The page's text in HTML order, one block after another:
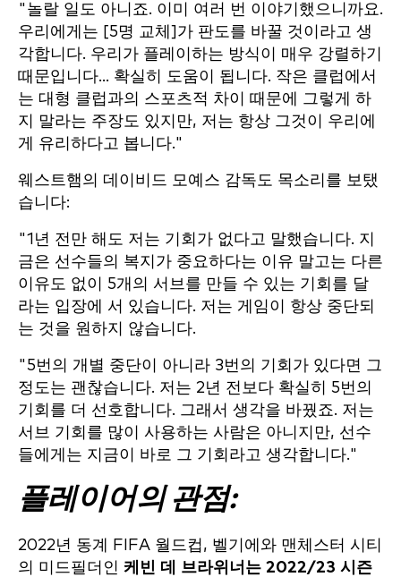
"놀랄 일도 아니죠. 이미 여러 번 이야기했으니까요.
우리에게는 [5명 교체]가 판도를 바꿀 것이라고 생
각합니다. 우리가 플레이하는 방식이 매우 강렬하기
때문입니다... 확실히 도움이 됩니다. 작은 클럽에서
는 대형 클럽과의 스포츠적 차이 때문에 그렇게 하
지 말라는 주장도 있지만, 저는 항상 그것이 우리에
게 유리하다고 봅니다."
웨스트햄의 데이비드 모예스 감독도 목소리를 보탰
습니다:
"1년 전만 해도 저는 기회가 없다고 말했습니다. 지
금은 선수들의 복지가 중요하다는 이유 말고는 다른
이유도 없이 5개의 서브를 만들 수 있는 기회를 달
라는 입장에 서 있습니다. 저는 게임이 항상 중단되
는 것을 원하지 않습니다.
"5번의 개별 중단이 아니라 3번의 기회가 있다면 그
정도는 괜찮습니다. 저는 2년 전보다 확실히 5번의
기회를 더 선호합니다. 그래서 생각을 바꿨죠. 저는
서브 기회를 많이 사용하는 사람은 아니지만, 선수
들에게는 지금이 바로 그 기회라고 생각합니다."
플레이어의 관점:
2022년 동계 FIFA 월드컵, 벨기에와 맨체스터 시티
의 미드필더인 케빈 데 브라위너는 2022/23 시즌